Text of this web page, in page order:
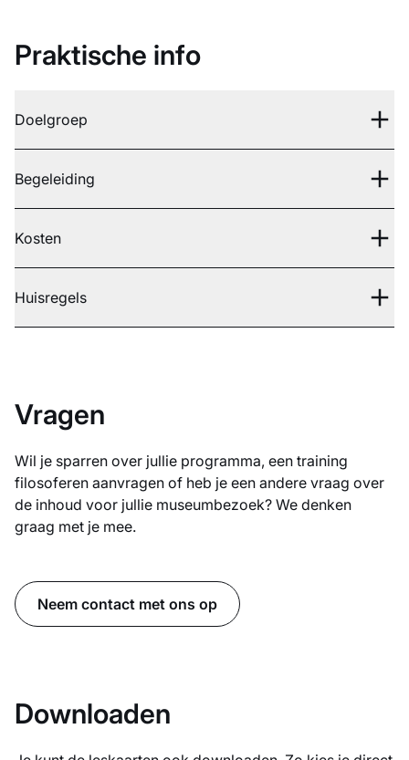
Praktische info
Doelgroep
Begeleiding
Kosten
Huisregels
Vragen
Wil je sparren over jullie programma, een training
filosoferen aanvragen of heb je een andere vraag over
de inhoud voor jullie museumbezoek? We denken
graag met je mee.
Neem contact met ons op
Downloaden